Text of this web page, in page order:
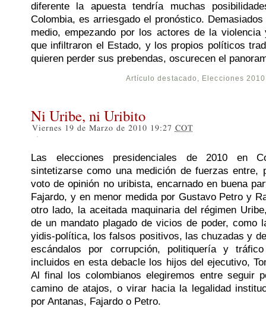
diferente la apuesta tendría muchas
Colombia, es arriesgado el pronóstico.
medio, empezando por los actores de la
que infiltraron el Estado, y los propios políticos
quieren perder sus prebendas, oscurecen el
Artículo destacado , Elecciones 2010
Ni Uribe, ni Uribito
Viernes 19 de Marzo de 2010 19:27 COT
Las elecciones presidenciales de 2010 en
sintetizarse como una medición de fuerzas entre,
voto de opinión no uribista, encarnado en buena
Fajardo, y en menor medida por Gustavo Petro y
otro lado, la aceitada maquinaria del régimen
de un mandato plagado de vicios de poder, como
yidis-política, los falsos positivos, las chuzadas y
escándalos por corrupción, politiquería y
incluidos en esta debacle los hijos del ejecutivo,
Al final los colombianos elegiremos entre seguir
camino de atajos, o virar hacia la legalidad
por Antanas, Fajardo o Petro.